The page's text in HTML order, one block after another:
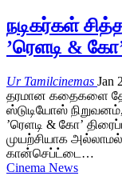
நடிகர்கள்
’ரெளடி &
Ur Tamilcinemas Jan
தரமான கதைகளை
ஸ்டுடியோஸ் நிறுவனம்,
’ரெளடி & கோ’
முயற்சியாக
கான்செப்ட்டை…
Cinema News